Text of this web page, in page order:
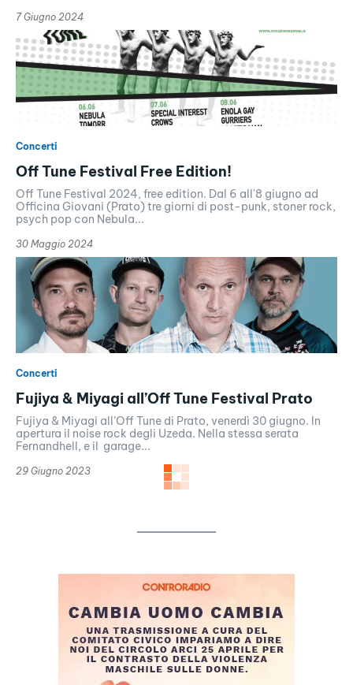
7 Giugno 2024
Concerti
Off Tune Festival Free Edition!
Off Tune Festival 2024, free edition. Dal 6 all'8 giugno ad
Officina Giovani (Prato) tre giorni di post-punk, stoner rock,
psych pop con Nebula...
30 Maggio 2024
Concerti
Fujiya & Miyagi all’Off Tune Festival Prato
Fujiya & Miyagi all’Off Tune di Prato, venerdì 30 giugno. In
apertura il noise rock degli Uzeda. Nella stessa serata
Fernandhell, e il garage...
29 Giugno 2023